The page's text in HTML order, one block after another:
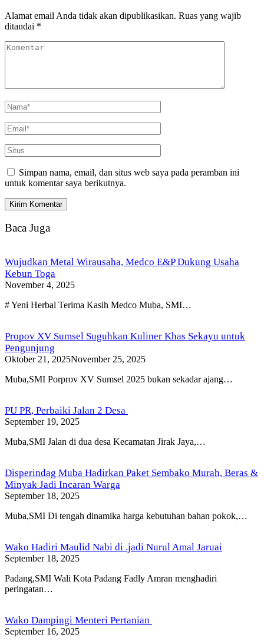
Alamat email Anda tidak akan dipublikasikan. Ruas yang wajib
ditandai *
Simpan nama, email, dan situs web saya pada peramban ini
untuk komentar saya berikutnya.
Baca Juga
Wujudkan Metal Wirausaha, Medco E&P Dukung Usaha
Kebun Toga
November 4, 2025
# Yeni Herbal Terima Kasih Medco Muba, SMI…
Propov XV Sumsel Suguhkan Kuliner Khas Sekayu untuk
Pengunjung
Oktober 21, 2025November 25, 2025
Muba,SMI Porprov XV Sumsel 2025 bukan sekadar ajang…
PU PR, Perbaiki Jalan 2 Desa
September 19, 2025
Muba,SMI Jalan di dua desa Kecamatan Jirak Jaya,…
Disperindag Muba Hadirkan Paket Sembako Murah, Beras &
Minyak Jadi Incaran Warga
September 18, 2025
Muba,SMI Di tengah dinamika harga kebutuhan bahan pokok,…
Wako Hadiri Maulid Nabi di .jadi Nurul Amal Jaruai
September 18, 2025
Padang,SMI Wali Kota Padang Fadly Amran menghadiri
peringatan…
Wako Dampingi Menteri Pertanian
September 16, 2025